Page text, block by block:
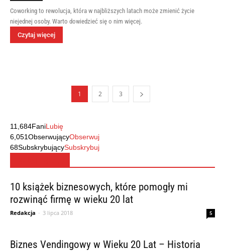
Coworking to rewolucja, która w najbliższych latach może zmienić życie
niejednej osoby. Warto dowiedzieć się o nim więcej.
Czytaj więcej
1 2 3
11,684FaniLubię
6,051ObserwującyObserwuj
68SubskrybującySubskrybuj
10 książek biznesowych, które pomogły mi
rozwinąć firmę w wieku 20 lat
Redakcja - 3 lipca 2018 5
Biznes Vendingowy w Wieku 20 Lat – Historia